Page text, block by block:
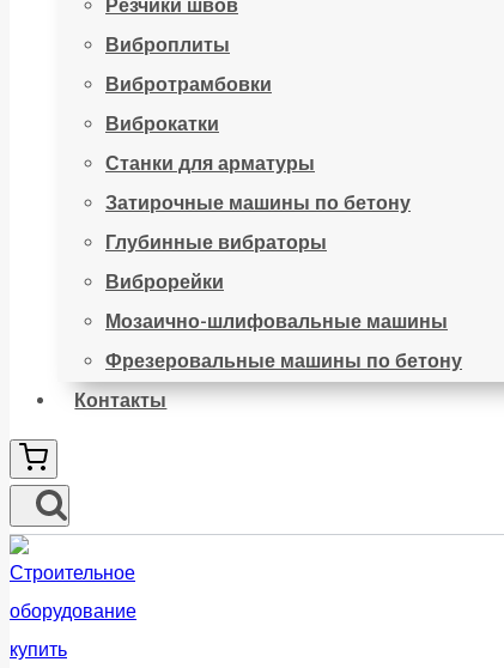
Резчики швов
Виброплиты
Вибротрамбовки
Виброкатки
Станки для арматуры
Затирочные машины по бетону
Глубинные вибраторы
Виброрейки
Мозаично-шлифовальные машины
Фрезеровальные машины по бетону
Контакты